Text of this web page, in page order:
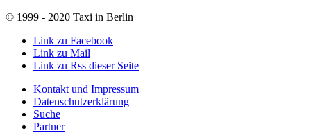
© 1999 - 2020 Taxi in Berlin
Link zu Facebook
Link zu Mail
Link zu Rss dieser Seite
Kontakt und Impressum
Datenschutzerklärung
Suche
Partner